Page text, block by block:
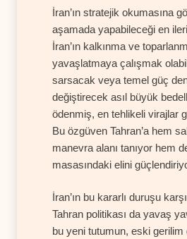
İran’ın stratejik okumasına
aşamada yapabileceği en
İran’ın kalkınma ve
yavaşlatmaya çalışmak
sarsacak veya temel güç
değiştirecek asıl büyük
ödenmiş, en tehlikeli virajlar
Bu özgüven Tahran’a hem
manevra alanı tanıyor hem
masasındaki elini
İran’ın bu kararlı duruşu
Tahran politikası da yavaş
bu yeni tutumun, eski gerilim